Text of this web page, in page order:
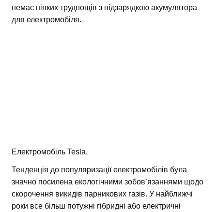
немає ніяких труднощів з підзарядкою акумулятора
для електромобіля.
Електромобіль Tesla.
Тенденція до популяризації електромобілів була
значно посилена екологічними зобов’язаннями щодо
скорочення викидів парникових газів. У найближчі
роки все більш потужні гібридні або електричні